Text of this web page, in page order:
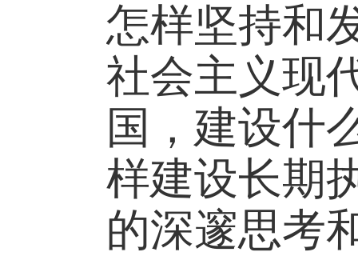
怎样坚持和
社会主义现
国，建设什
样建设长期
的深邃思考